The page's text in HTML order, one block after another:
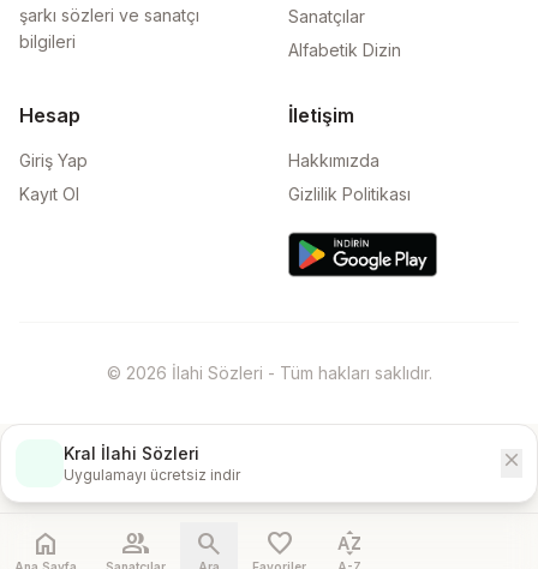
şarkı sözleri ve sanatçı
bilgileri
Sanatçılar
Alfabetik Dizin
Hesap
Giriş Yap
Kayıt Ol
İletişim
Hakkımızda
Gizlilik Politikası
© 2026 İlahi Sözleri - Tüm hakları saklıdır.
Kral İlahi Sözleri
Uygulamayı ücretsiz indir
close
home
Ana Sayfa
people
Sanatçılar
search
Ara
favorite
Favoriler
sort_by_alpha
A-Z